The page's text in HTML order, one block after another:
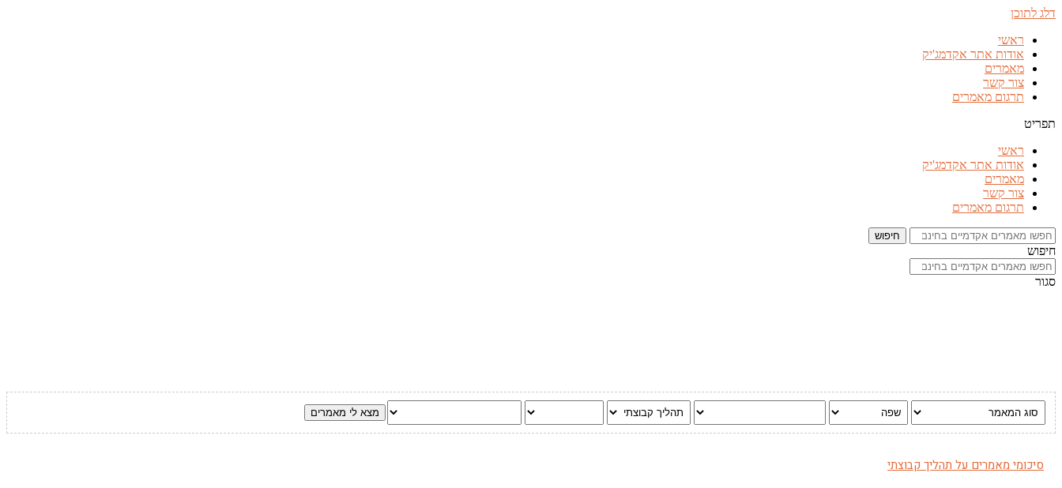
דלג לתוכן
ראשי
אודות אתר אקדמג'יק
מאמרים
צור קשר
תרגום מאמרים
תפריט
ראשי
אודות אתר אקדמג'יק
מאמרים
צור קשר
תרגום מאמרים
חיפוש
חיפוש
סגור
סיכומי מאמרים על תהליך קבוצתי